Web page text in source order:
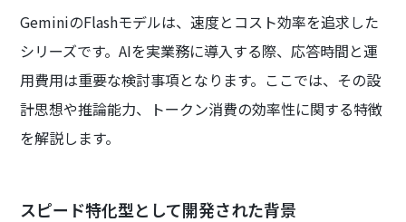
GeminiのFlashモデルは、速度とコスト効率を追求した
シリーズです。AIを実業務に導入する際、応答時間と運
用費用は重要な検討事項となります。ここでは、その設
計思想や推論能力、トークン消費の効率性に関する特徴
を解説します。
スピード特化型として開発された背景